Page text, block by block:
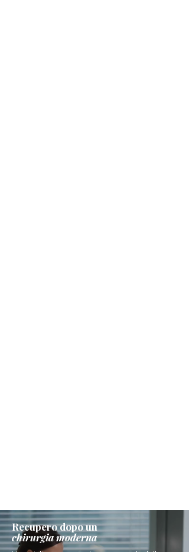
Recupero dopo un
chirurgia moderna